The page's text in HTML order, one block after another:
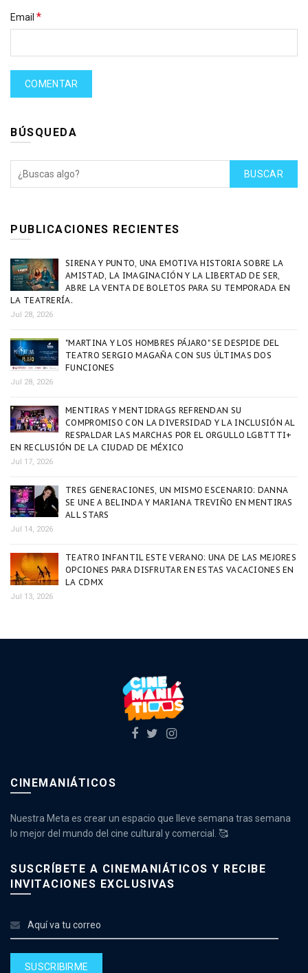
Email *
BÚSQUEDA
BUSCAR
PUBLICACIONES RECIENTES
SIRENA Y PUNTO, UNA EMOTIVA HISTORIA SOBRE LA
AMISTAD, LA IMAGINACIÓN Y LA LIBERTAD DE SER,
ABRE LA VENTA DE BOLETOS PARA SU TEMPORADA EN
LA TEATRERÍA.
Jul 28, 2026
"MARTINA Y LOS HOMBRES PÁJARO" SE DESPIDE DEL
TEATRO SERGIO MAGAÑA CON SUS ÚLTIMAS DOS
FUNCIONES
Jul 28, 2026
MENTIRAS Y MENTIDRAGS REFRENDAN SU
COMPROMISO CON LA DIVERSIDAD Y LA INCLUSIÓN AL
RESPALDAR LAS MARCHAS POR EL ORGULLO LGBTTTI+
EN RECLUSIÓN DE LA CIUDAD DE MÉXICO
Jul 17, 2026
TRES GENERACIONES, UN MISMO ESCENARIO: DANNA
SE UNE A BELINDA Y MARIANA TREVIÑO EN MENTIRAS
ALL STARS
Jul 14, 2026
TEATRO INFANTIL ESTE VERANO: UNA DE LAS MEJORES
OPCIONES PARA DISFRUTAR EN ESTAS VACACIONES EN
LA CDMX
Jul 13, 2026
CINEMANIÁTICOS
Nuestra Meta es crear un espacio que lleve semana tras semana
lo mejor del mundo del cine cultural y comercial. 🥰
SUSCRÍBETE A CINEMANIÁTICOS Y RECIBE
INVITACIONES EXCLUSIVAS